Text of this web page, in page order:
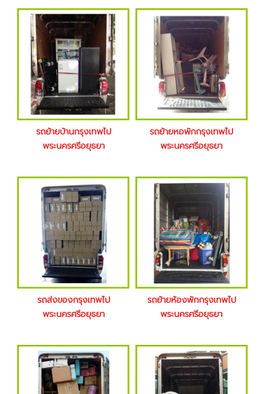
รถย้ายบ้านกรุงเทพไป
พระนครศรีอยุธยา
รถย้ายหอพักกรุงเทพไป
พระนครศรีอยุธยา
รถส่งของกรุงเทพไป
พระนครศรีอยุธยา
รถย้ายห้องพักกรุงเทพไป
พระนครศรีอยุธยา